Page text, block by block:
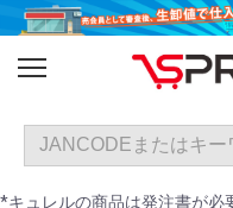
*キュレルの商品は発注書が必